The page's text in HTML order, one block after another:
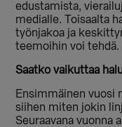
edustamista,
medialle. Toisaalta
työnjakoa ja
teemoihin voi tehdä.
Saatko vaikuttaa
Ensimmäinen vuosi
siihen miten jokin
Seuraavana vuonna